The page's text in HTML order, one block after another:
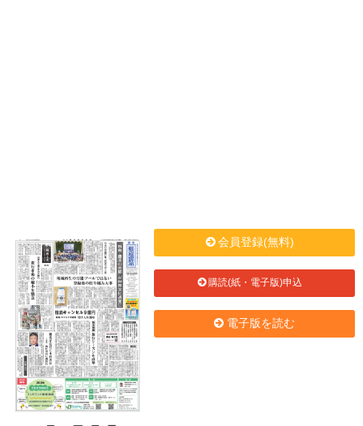
会員登録(無料)
購読(紙・電子版)申込
電子版を読む